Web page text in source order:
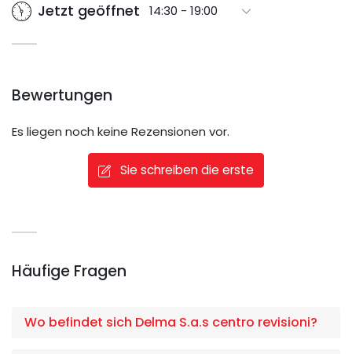
Jetzt geöffnet 14:30 - 19:00
Bewertungen
Es liegen noch keine Rezensionen vor.
Sie schreiben die erste
Häufige Fragen
Wo befindet sich Delma S.a.s centro revisioni?